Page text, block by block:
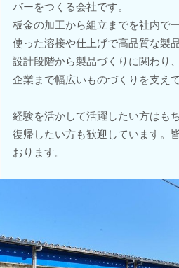
バーをつくる会社です。
板金の加工から組立までを社内で
使った溶接や仕上げで高品質な製
設計段階から製品づくりに関わり
企業まで幅広いものづくりを支えて
経験を活かして活躍したい方はも
復帰したい方も歓迎しています。
おります。